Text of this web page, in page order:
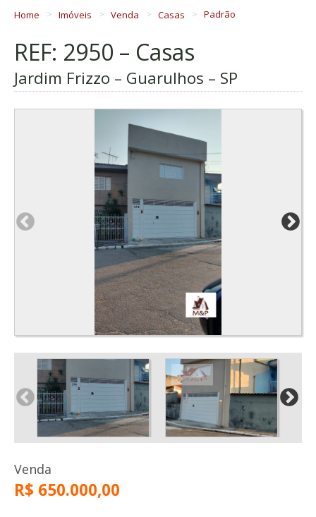
Home Imóveis Venda Casas Padrão
REF: 2950 – Casas
Jardim Frizzo – Guarulhos – SP
Venda
R$ 650.000,00